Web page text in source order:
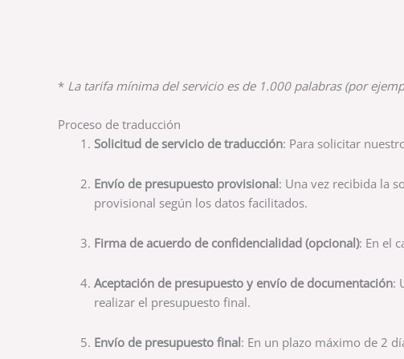
* La tarifa mínima del servicio es de 1.000 palabras (por
Proceso de traducción
Solicitud de servicio de traducción: Para solicitar
Envío de presupuesto provisional: Una vez recibida la
provisional según los datos facilitados.
Firma de acuerdo de confidencialidad (opcional): En el
Aceptación de presupuesto y envío de documentación:
realizar el presupuesto final.
Envío de presupuesto final: En un plazo máximo de 2